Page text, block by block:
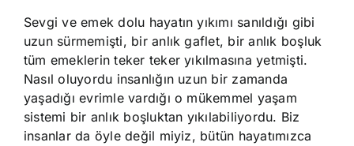
Sevgi ve emek dolu hayatın yıkımı sanıldığı gibi
uzun sürmemişti, bir anlık gaflet, bir anlık boşluk
tüm emeklerin teker teker yıkılmasına yetmişti.
Nasıl oluyordu insanlığın uzun bir zamanda
yaşadığı evrimle vardığı o mükemmel yaşam
sistemi bir anlık boşluktan yıkılabiliyordu. Biz
insanlar da öyle değil miyiz, bütün hayatımızca